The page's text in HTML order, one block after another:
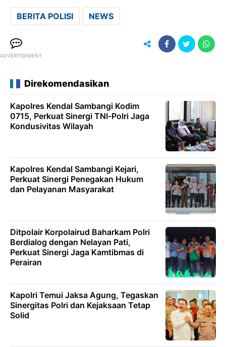
BERITA POLISI NEWS
ADVERTISEMENT
Direkomendasikan
Kapolres Kendal Sambangi Kodim
0715, Perkuat Sinergi TNI-Polri Jaga
Kondusivitas Wilayah
Kapolres Kendal Sambangi Kejari,
Perkuat Sinergi Penegakan Hukum
dan Pelayanan Masyarakat
Ditpolair Korpolairud Baharkam Polri
Berdialog dengan Nelayan Pati,
Perkuat Sinergi Jaga Kamtibmas di
Perairan
Kapolri Temui Jaksa Agung, Tegaskan
Sinergitas Polri dan Kejaksaan Tetap
Solid